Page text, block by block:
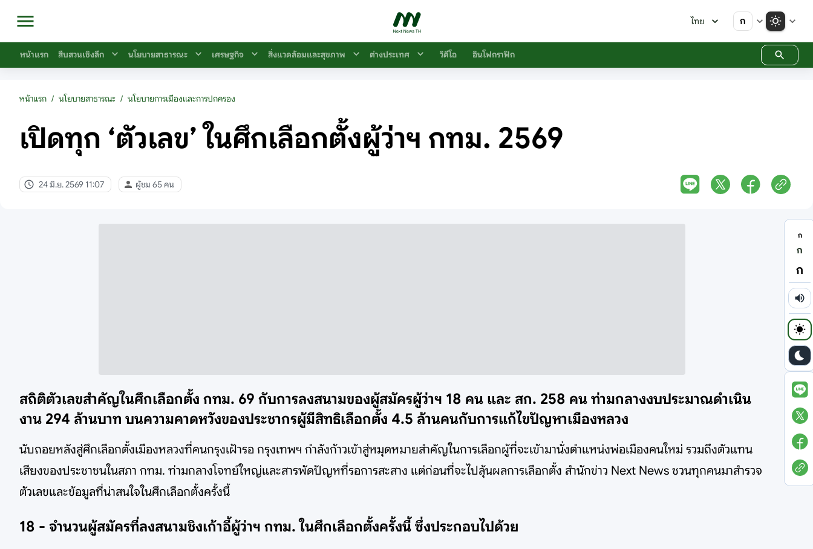
ไทย ก
หน้าแรก สืบสวนเชิงลึก นโยบายสาธารณะ เศรษฐกิจ สิ่งแวดล้อมและสุขภาพ ต่างประเทศ วิดีโอ อินโฟกราฟิก
หน้าแรก / นโยบายสาธารณะ / นโยบายการเมืองและการปกครอง
เปิดทุก ‘ตัวเลข’ ในศึกเลือกตั้งผู้ว่าฯ กทม. 2569
24 มิ.ย. 2569 11:07 ผู้ชม 65 คน
สถิติตัวเลขสำคัญในศึกเลือกตั้ง กทม. 69 กับการลงสนามของผู้สมัครผู้ว่าฯ 18 คน และ สก. 258 คน ท่ามกลางงบประมาณดำเนิน
งาน 294 ล้านบาท บนความคาดหวังของประชากรผู้มีสิทธิเลือกตั้ง 4.5 ล้านคนกับการแก้ไขปัญหาเมืองหลวง
นับถอยหลังสู่ศึกเลือกตั้งเมืองหลวงที่คนกรุงเฝ้ารอ กรุงเทพฯ กำลังก้าวเข้าสู่หมุดหมายสำคัญในการเลือกผู้ที่จะเข้ามานั่งตำแหน่งพ่อเมืองคนใหม่ รวมถึงตัวแทน
เสียงของประชาชนในสภา กทม. ท่ามกลางโจทย์ใหญ่และสารพัดปัญหที่รอการสะสาง แต่ก่อนที่จะไปลุ้นผลการเลือกตั้ง สำนักข่าว Next News ชวนทุกคนมาสำรวจ
ตัวเลขและข้อมูลที่น่าสนใจในศึกเลือกตั้งครั้งนี้
18 - จำนวนผู้สมัครที่ลงสนามชิงเก้าอี้ผู้ว่าฯ กทม. ในศึกเลือกตั้งครั้งนี้ ซึ่งประกอบไปด้วย
ก
ก
ก